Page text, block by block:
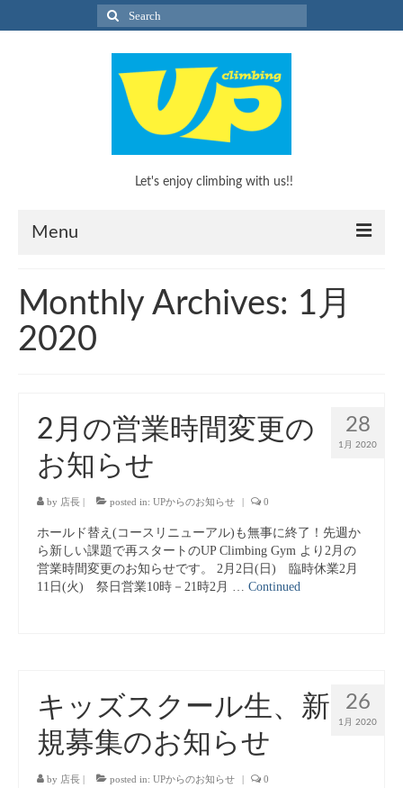
Search
for:
Let's enjoy climbing with us!!
Menu
What’s Climbing?
キッズボルダリングスクール
よくある質問
姿勢と健康・スポーツパフォーマンス
About Us
Contact Us
Monthly Archives: 1月
2020
28
1月 2020
2月の営業時間変更の
お知らせ
by 店長 | posted in: UPからのお知らせ | 0
ホールド替え(コースリニューアル)も無事に終了！先週か
ら新しい課題で再スタートのUP Climbing Gym より2月の
営業時間変更のお知らせです。 2月2日(日) 臨時休業2月
11日(火) 祭日営業10時－21時2月 … Continued
26
1月 2020
キッズスクール生、新
規募集のお知らせ
by 店長 | posted in: UPからのお知らせ | 0